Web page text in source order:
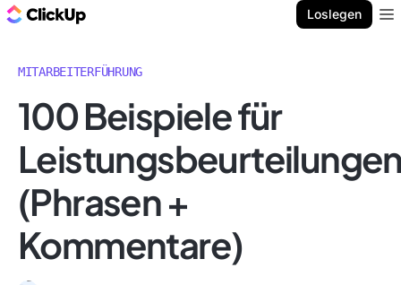
Loslegen
MITARBEITERFÜHRUNG
100 Beispiele für
(Phrasen +
Kommentare)